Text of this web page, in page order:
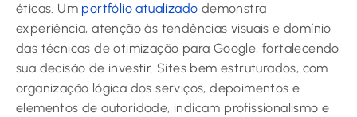
éticas. Um portfólio atualizado demonstra
experiência, atenção às tendências visuais e domínio
das técnicas de otimização para Google, fortalecendo
sua decisão de investir. Sites bem estruturados, com
organização lógica dos serviços, depoimentos e
elementos de autoridade, indicam profissionalismo e